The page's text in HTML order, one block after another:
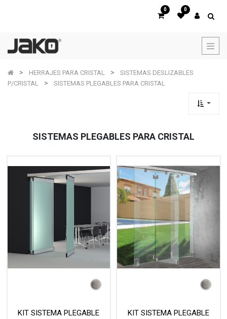
0 0
HERRAJES PARA CRISTAL
SISTEMAS DESLIZABLES
P/CRISTAL
SISTEMAS PLEGABLES PARA CRISTAL
SISTEMAS PLEGABLES PARA CRISTAL
KIT SISTEMA PLEGABLE
KIT SISTEMA PLEGABLE